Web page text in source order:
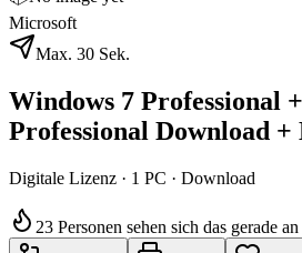
Microsoft
Max. 30 Sek.
Windows 7 Professional
Professional Download +
Digitale Lizenz · 1 PC · Download
23 Personen sehen sich das gerade an